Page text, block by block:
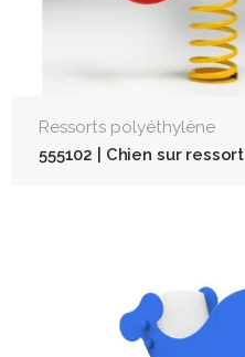
Ressorts polyéthylène
555102 | Chien sur ressort